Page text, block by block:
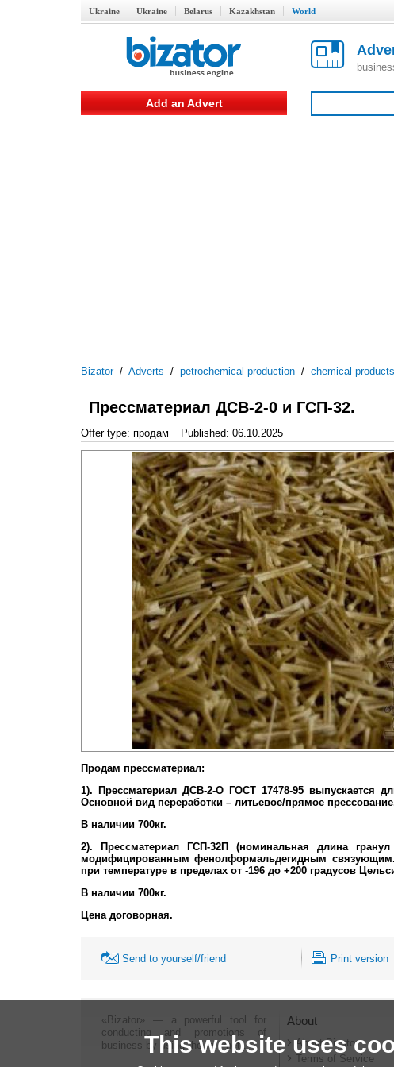
Ukraine Ukraine Belarus Kazakhstan World
Add an Advert
Bizator/ Adverts / petrochemical production / chemical products
Прессматериал ДСВ-2-0 и ГСП-32.
Offer type: продам Published: 06.10.2025
Продам прессматериал:
1). Прессматериал ДСВ-2-О ГОСТ 17478-95 выпускается
Основной вид переработки – литьевое/прямое
В наличии 700кг.
2). Прессматериал ГСП-32П (номинальная длина
модифицированным фенолформальдегидным связующим.
при температуре в пределах от -196 до +200 градусов
В наличии 700кг.
Цена договорная.
Send to yourself/friend Print version
«Bizator» — a powerful tool for
conducting and promotions of
business by using the Internet..
About
About Bizator
Terms of Service
This website uses